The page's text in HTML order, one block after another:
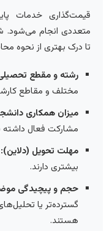
قیمت‌گذاری خدمات
متعددی انجام
تا درک بهتری از نحوه
رشته و مقطع
مختلف و مقاطع
میزان همکاری
مشارکت فعال
مهلت تحویل (دلاین):
بیشتری دارند.
حجم و پیچیدگی
گسترده‌تر یا
هستند.